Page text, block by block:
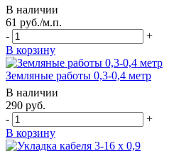
В наличии
61 руб./м.п.
-
+
В корзину
Земляные работы 0,3-0,4 метр
В наличии
290 руб.
-
+
В корзину